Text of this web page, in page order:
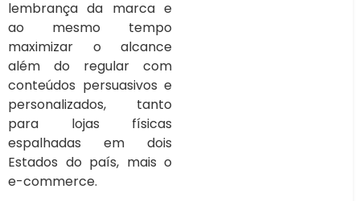
lembrança da marca e
ao mesmo tempo
maximizar o alcance
além do regular com
conteúdos persuasivos e
personalizados, tanto
para lojas físicas
espalhadas em dois
Estados do país, mais o
e-commerce.